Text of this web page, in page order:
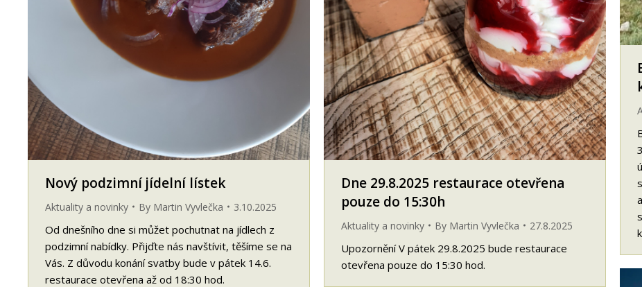
Nový podzimní jídelní lístek
Aktuality a novinky By Martin Vyvlečka 3.10.2025
Od dnešního dne si můžet pochutnat na jídlech z
podzimní nabídky. Přijďte nás navštívit, těšíme se na
Vás. Z důvodu konání svatby bude v pátek 14.6.
restaurace otevřena až od 18:30 hod.
Dne 29.8.2025 restaurace otevřena
pouze do 15:30h
Aktuality a novinky By Martin Vyvlečka 27.8.2025
Upozornění V pátek 29.8.2025 bude restaurace
otevřena pouze do 15:30 hod.